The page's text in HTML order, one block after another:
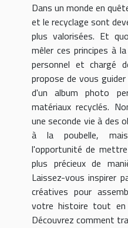
Dans un monde en
et le recyclage sont
plus valorisées. Et
mêler ces principes à
personnel et chargé
propose de vous
d'un album photo
matériaux recyclés.
une seconde vie à des
à la poubelle,
l'opportunité de
plus précieux de
Laissez-vous inspirer
créatives pour
votre histoire tout en
Découvrez comment